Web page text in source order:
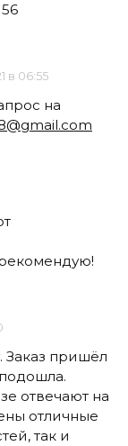
в 06:55
на
Заказ пришёл
отвечают на
отличные
так и